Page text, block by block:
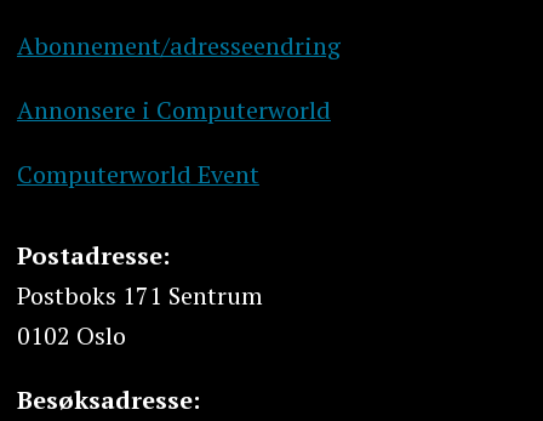
Abonnement/adresseendring
Annonsere i Computerworld
Computerworld Event
Postadresse:
Postboks 171 Sentrum
0102 Oslo
Besøksadresse: